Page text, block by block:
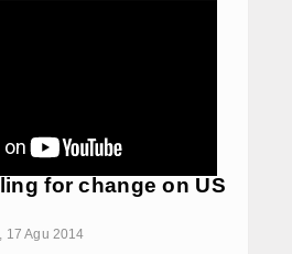
for change on US
17 Agu 2014